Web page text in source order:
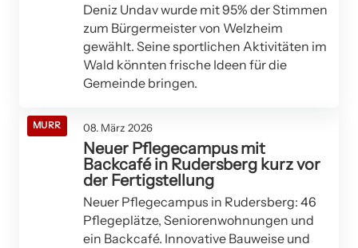
Deniz Undav wurde mit 95% der Stimmen
zum Bürgermeister von Welzheim
gewählt. Seine sportlichen Aktivitäten im
Wald könnten frische Ideen für die
Gemeinde bringen.
MURR 08. März 2026
Neuer Pflegecampus mit
Backcafé in Rudersberg kurz vor
der Fertigstellung
Neuer Pflegecampus in Rudersberg: 46
Pflegeplätze, Seniorenwohnungen und
ein Backcafé. Innovative Bauweise und